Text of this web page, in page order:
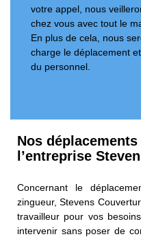
votre appel, nous
chez vous avec tout le
En plus de cela, nous
charge le déplacement
du personnel.
Nos
l’entreprise
Concernant le
zingueur, Stevens
travailleur pour vos
intervenir sans poser de